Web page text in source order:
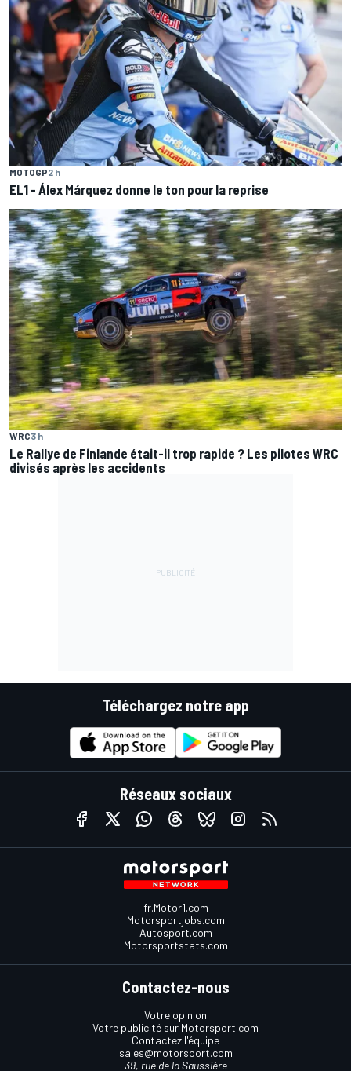
MOTOGP2 h
EL1 - Álex Márquez donne le ton pour la reprise
WRC3 h
Le Rallye de Finlande était-il trop rapide ? Les pilotes WRC
divisés après les accidents
Téléchargez notre app
Réseaux sociaux
fr.Motor1.com
Motorsportjobs.com
Autosport.com
Motorsportstats.com
Contactez-nous
Votre opinion
Votre publicité sur Motorsport.com
Contactez l'équipe
sales@motorsport.com
39, rue de la Saussière